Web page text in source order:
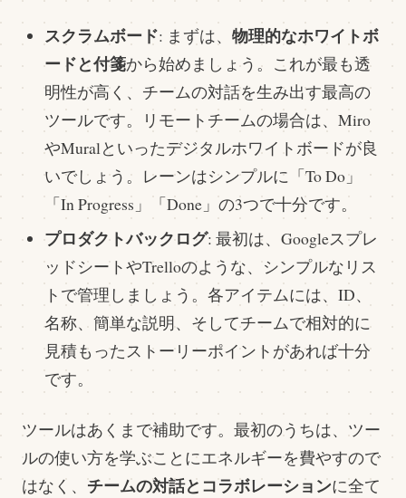
スクラムボード: まずは、 物理的なホワイトボ
ードと付箋から始めましょう。これが最も透
明性が高く、チームの対話を生み出す最高の
ツールです。リモートチームの場合は、Miro
やMuralといったデジタルホワイトボードが良
いでしょう。レーンはシンプルに「To Do」
「In Progress」「Done」の3つで十分です。
プロダクトバックログ: 最初は、Googleスプレ
ッドシートやTrelloのような、シンプルなリス
トで管理しましょう。各アイテムには、ID、
名称、簡単な説明、そしてチームで相対的に
見積もったストーリーポイントがあれば十分
です。
ツールはあくまで補助です。最初のうちは、ツー
ルの使い方を学ぶことにエネルギーを費やすので
はなく、 チームの対話とコラボレーションに全て